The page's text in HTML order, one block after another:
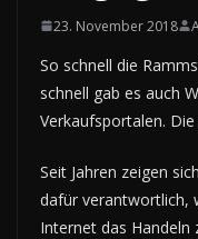
23. November 2018
So schnell die
schnell gab es auch
Verkaufsportalen.
Seit Jahren zeigen
dafür verantwortlich,
Internet das Handeln